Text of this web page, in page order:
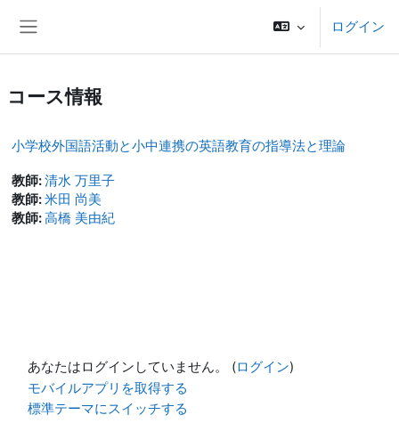
ログイン
コース情報
小学校外国語活動と小中連携の英語教育の指導法と理論
教師:清水 万里子
教師:米田 尚美
教師:高橋 美由紀
あなたはログインしていません。 (ログイン)
モバイルアプリを取得する
標準テーマにスイッチする